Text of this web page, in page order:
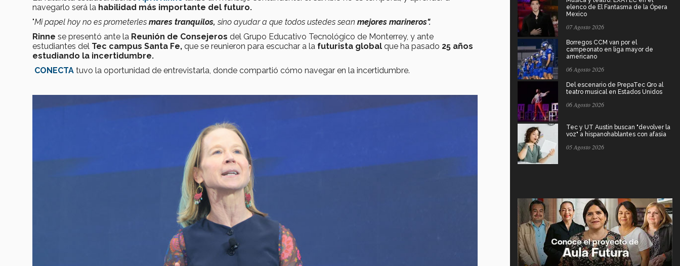
navegarlo será la habilidad más importante del futuro.
"Mi papel hoy no es prometerles mares tranquilos, sino ayudar a que todos ustedes sean mejores marineros".
Rinne se presentó ante la Reunión de Consejeros del Grupo Educativo Tecnológico de Monterrey, y ante
estudiantes del Tec campus Santa Fe, que se reunieron para escuchar a la futurista global que ha pasado 25 años
estudiando la incertidumbre.
CONECTA tuvo la oportunidad de entrevistarla, donde compartió cómo navegar en la incertidumbre.
elenco de El Fantasma de la Ópera
Mexico
07 Agosto 2026
Borregos CCM van por el
campeonato en liga mayor de
americano
06 Agosto 2026
Del escenario de PrepaTec Qro al
teatro musical en Estados Unidos
06 Agosto 2026
Tec y UT Austin buscan "devolver la
voz" a hispanohablantes con afasia
05 Agosto 2026